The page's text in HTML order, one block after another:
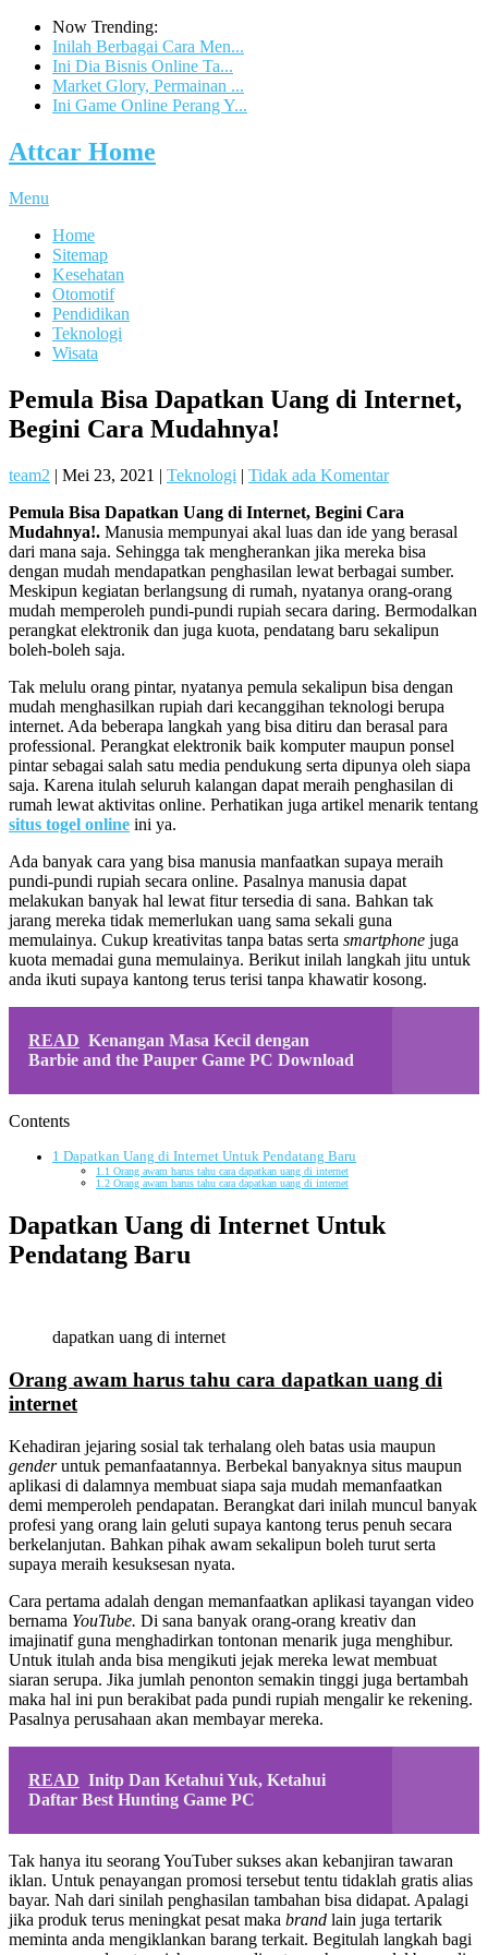
Now Trending:
Inilah Berbagai Cara Men...
Ini Dia Bisnis Online Ta...
Market Glory, Permainan ...
Ini Game Online Perang Y...
Attcar Home
Menu
Home
Sitemap
Kesehatan
Otomotif
Pendidikan
Teknologi
Wisata
Pemula Bisa Dapatkan Uang di Internet,
Begini Cara Mudahnya!
team2 | Mei 23, 2021 | Teknologi | Tidak ada Komentar
Pemula Bisa Dapatkan Uang di Internet, Begini Cara
Mudahnya!. Manusia mempunyai akal luas dan ide yang berasal
dari mana saja. Sehingga tak mengherankan jika mereka bisa
dengan mudah mendapatkan penghasilan lewat berbagai sumber.
Meskipun kegiatan berlangsung di rumah, nyatanya orang-orang
mudah memperoleh pundi-pundi rupiah secara daring. Bermodalkan
perangkat elektronik dan juga kuota, pendatang baru sekalipun
boleh-boleh saja.
Tak melulu orang pintar, nyatanya pemula sekalipun bisa dengan
mudah menghasilkan rupiah dari kecanggihan teknologi berupa
internet. Ada beberapa langkah yang bisa ditiru dan berasal para
professional. Perangkat elektronik baik komputer maupun ponsel
pintar sebagai salah satu media pendukung serta dipunya oleh siapa
saja. Karena itulah seluruh kalangan dapat meraih penghasilan di
rumah lewat aktivitas online. Perhatikan juga artikel menarik tentang
situs togel online ini ya.
Ada banyak cara yang bisa manusia manfaatkan supaya meraih
pundi-pundi rupiah secara online. Pasalnya manusia dapat
melakukan banyak hal lewat fitur tersedia di sana. Bahkan tak
jarang mereka tidak memerlukan uang sama sekali guna
memulainya. Cukup kreativitas tanpa batas serta smartphone juga
kuota memadai guna memulainya. Berikut inilah langkah jitu untuk
anda ikuti supaya kantong terus terisi tanpa khawatir kosong.
READ Kenangan Masa Kecil dengan
Barbie and the Pauper Game PC Download
Contents
1 Dapatkan Uang di Internet Untuk Pendatang Baru
1.1 Orang awam harus tahu cara dapatkan uang di internet
1.2 Orang awam harus tahu cara dapatkan uang di internet
Dapatkan Uang di Internet Untuk
Pendatang Baru
dapatkan uang di internet
Orang awam harus tahu cara dapatkan uang di
internet
Kehadiran jejaring sosial tak terhalang oleh batas usia maupun
genderuntuk pemanfaatannya. Berbekal banyaknya situs maupun
aplikasi di dalamnya membuat siapa saja mudah memanfaatkan
demi memperoleh pendapatan. Berangkat dari inilah muncul banyak
profesi yang orang lain geluti supaya kantong terus penuh secara
berkelanjutan. Bahkan pihak awam sekalipun boleh turut serta
supaya meraih kesuksesan nyata.
Cara pertama adalah dengan memanfaatkan aplikasi tayangan video
bernama YouTube. Di sana banyak orang-orang kreativ dan
imajinatif guna menghadirkan tontonan menarik juga menghibur.
Untuk itulah anda bisa mengikuti jejak mereka lewat membuat
siaran serupa. Jika jumlah penonton semakin tinggi juga bertambah
maka hal ini pun berakibat pada pundi rupiah mengalir ke rekening.
Pasalnya perusahaan akan membayar mereka.
READ Initp Dan Ketahui Yuk, Ketahui
Daftar Best Hunting Game PC
Tak hanya itu seorang YouTuber sukses akan kebanjiran tawaran
iklan. Untuk penayangan promosi tersebut tentu tidaklah gratis alias
bayar. Nah dari sinilah penghasilan tambahan bisa didapat. Apalagi
jika produk terus meningkat pesat maka brand lain juga tertarik
meminta anda mengiklankan barang terkait. Begitulah langkah bagi